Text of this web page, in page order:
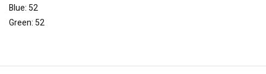
Blue: 52
Green: 52